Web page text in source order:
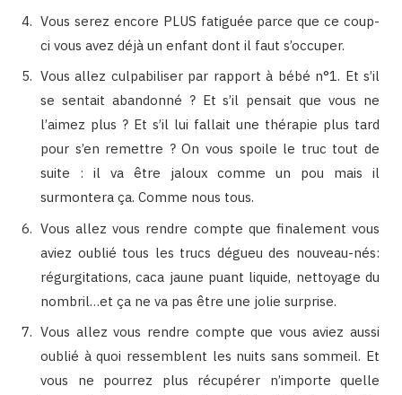
Vous serez encore PLUS fatiguée parce que ce coup-
ci vous avez déjà un enfant dont il faut s’occuper.
Vous allez culpabiliser par rapport à bébé n°1. Et s’il
se sentait abandonné ? Et s’il pensait que vous ne
l’aimez plus ? Et s’il lui fallait une thérapie plus tard
pour s’en remettre ? On vous spoile le truc tout de
suite : il va être jaloux comme un pou mais il
surmontera ça. Comme nous tous.
Vous allez vous rendre compte que finalement vous
aviez oublié tous les trucs dégueu des nouveau-nés:
régurgitations, caca jaune puant liquide, nettoyage du
nombril…et ça ne va pas être une jolie surprise.
Vous allez vous rendre compte que vous aviez aussi
oublié à quoi ressemblent les nuits sans sommeil. Et
vous ne pourrez plus récupérer n’importe quelle